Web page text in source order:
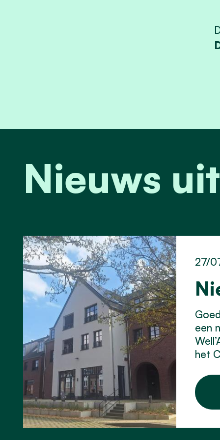
Nieuws
27/
een
het